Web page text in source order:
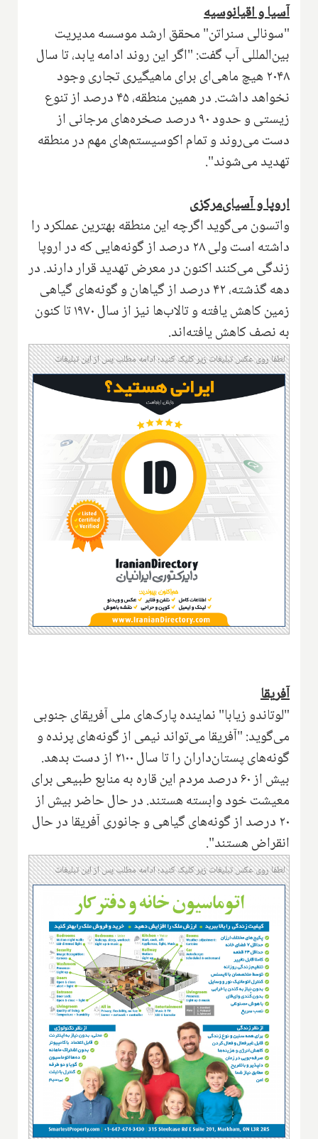
آسیا و اقیانوسیه
"سونالی سنراتن" محقق ارشد موسسه مدیریت
بین‌المللی آب گفت: "اگر این روند ادامه یابد، تا سال
۲۰۴۸ هیچ ماهی‌ای برای ماهیگیری تجاری وجود
نخواهد داشت. در همین منطقه، ۴۵ درصد از تنوع
زیستی و حدود ۹۰ درصد صخره‌های مرجانی‌ از
دست می‌روند و تمام اکوسیستم‌های مهم در منطقه
تهدید می‌شوند."
اروپا و آسیایمرکزی
واتسون می‌گوید اگرچه این منطقه بهترین عملکرد را
داشته است ولی ۲۸ درصد از گونه‌هایی که در اروپا
زندگی می‌کنند اکنون در معرض تهدید قرار دارند. در
دهه گذشته، ۴۲ درصد از گیاهان و گونه‌های گیاهی
زمین کاهش یافته و تالاب‌ها نیز از سال ۱۹۷۰ تا کنون
به نصف کاهش یافته‌اند.
لطفا روی عکس تبلیغات زیر کلیک کنید؛ ادامه مطلب پس از این تبلیغات
آفریقا
"لوتاندو زیابا" نماینده پارک‌های ملی آفریقای جنوبی
می‌گوید: "‌آفریقا می‌تواند نیمی از گونه‌های پرنده و
گونه‌های پستان‌داران را تا سال ۲۱۰۰ از دست بدهد.
بیش از ۶۰ درصد مردم این قاره به منابع طبیعی برای
معیشت خود وابسته هستند. در حال حاضر بیش از
۲۰ درصد از گونه‌های گیاهی و جانوری آفریقا در حال
انقراض هستند".
لطفا روی عکس تبلیغات زیر کلیک کنید؛ ادامه مطلب پس از این تبلیغات